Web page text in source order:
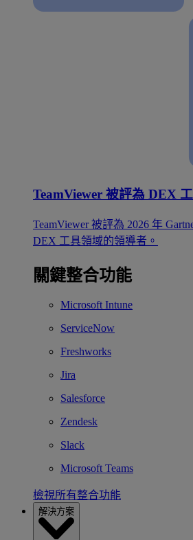
TeamViewer 被評為 DEX
TeamViewer 被評為 2026 年
DEX 工具領域的領導者。
關鍵整合功能
Microsoft Intune
ServiceNow
Freshworks
Jira
Salesforce
Zendesk
Slack
Microsoft Teams
檢視所有整合功能
解決方案